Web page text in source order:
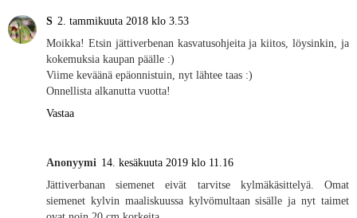
S 2. tammikuuta 2018 klo 3.53
Moikka! Etsin jättiverbenan kasvatusohjeita ja kiitos, löysinkin, ja
kokemuksia kaupan päälle :)
Viime keväänä epäonnistuin, nyt lähtee taas :)
Onnellista alkanutta vuotta!
Vastaa
Anonyymi 14. kesäkuuta 2019 klo 11.16
Jättiverbanan siemenet eivät tarvitse kylmäkäsittelyä. Omat
siemenet kylvin maaliskuussa kylvömultaan sisälle ja nyt taimet